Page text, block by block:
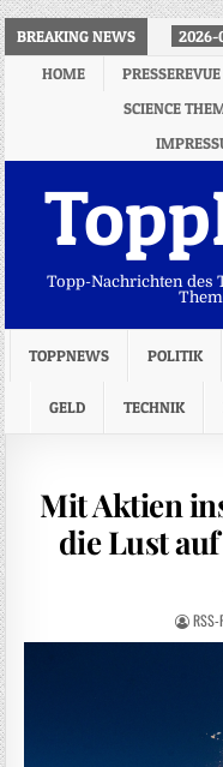
BREAKING NEWS 2026-
HOME
PRESSEREVUE
SCIENCE
Topp-Nachrichten des
TOPPNEWS POLITIK
GELD TECHNIK
Mit Aktien
die Lust
RSS-